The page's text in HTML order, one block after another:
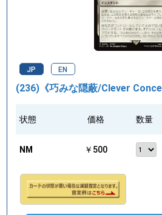
JP EN
(236)《巧みな隠蔽/Clever
状態 価格 数量
NM ￥500